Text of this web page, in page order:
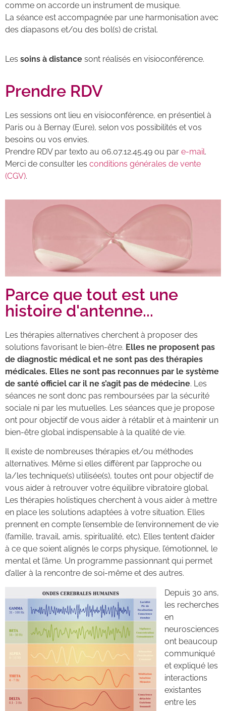
comme on accorde un instrument de musique.
La séance est accompagnée par une harmonisation avec
des diapasons et/ou des bol(s) de cristal.
Les soins à distance sont réalisés en visioconférence.
Prendre RDV
Les sessions ont lieu en visioconférence, en présentiel à
Paris ou à Bernay (Eure), selon vos possibilités et vos
besoins ou vos envies.
Prendre RDV par texto au 06.07.12.45.49 ou par e-mail.
Merci de consulter les conditions générales de vente
(CGV).
Parce que tout est une
histoire d'antenne...
Les thérapies alternatives cherchent à proposer des
solutions favorisant le bien-être. Elles ne proposent pas
de diagnostic médical et ne sont pas des thérapies
médicales. Elles ne sont pas reconnues par le système
de santé officiel car il ne s’agit pas de médecine. Les
séances ne sont donc pas remboursées par la sécurité
sociale ni par les mutuelles. Les séances que je propose
ont pour objectif de vous aider à rétablir et à maintenir un
bien-être global indispensable à la qualité de vie.
Il existe de nombreuses thérapies et/ou méthodes
alternatives. Même si elles diffèrent par l’approche ou
la/les technique(s) utilisée(s), toutes ont pour objectif de
vous aider à retrouver votre équilibre vibratoire global.
Les thérapies holistiques cherchent à vous aider à mettre
en place les solutions adaptées à votre situation. Elles
prennent en compte l’ensemble de l’environnement de vie
(famille, travail, amis, spiritualité, etc). Elles tentent d’aider
à ce que soient alignés le corps physique, l’émotionnel, le
mental et l’âme. Un programme passionnant qui permet
d’aller à la rencontre de soi-même et des autres.
Depuis 30 ans,
les recherches
en
neurosciences
ont beaucoup
communiqué
et expliqué les
interactions
existantes
entre les